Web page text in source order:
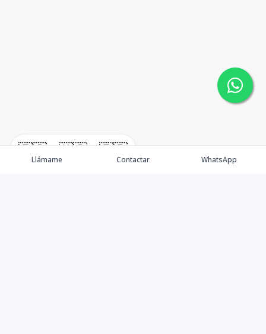
🇪🇸 🇺🇸 🇫🇷
Llámame Contactar WhatsApp